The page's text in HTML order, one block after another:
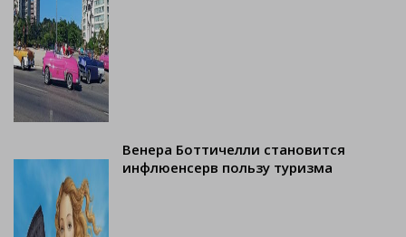
Венера Боттичелли становится
инфлюенсерв пользу туризма